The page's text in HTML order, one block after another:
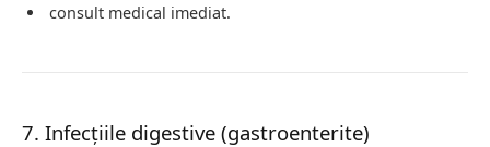
consult medical imediat.
7. Infecțiile digestive (gastroenterite)